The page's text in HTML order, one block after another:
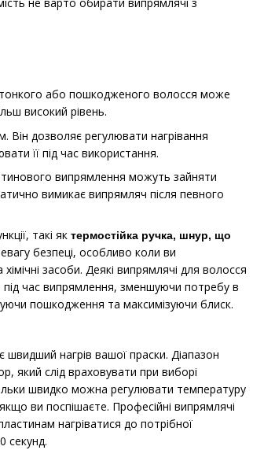
або пошкодженого волосся може
високий рівень.
дозволяє регулювати нагрівання
її під час використання.
випрямлення можуть зайняти
вимикає випрямляч після певного
такі як термостійка ручка, шнур, що
безпеці, особливо коли ви
засоби. Деякі випрямлячі для волосся
час випрямлення, зменшуючи потребу в
пошкодження та максимізуючи блиск.
нагрів вашої праски. Діапазон
який слід враховувати при виборі
швидко можна регулювати температуру
ви поспішаєте. Професійні випрямлячі
нагріватися до потрібної
секунд.